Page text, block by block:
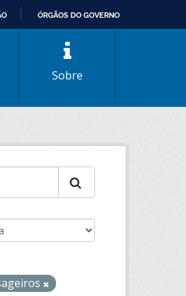
ÓRGÃOS DO GOVERNO
Sobre